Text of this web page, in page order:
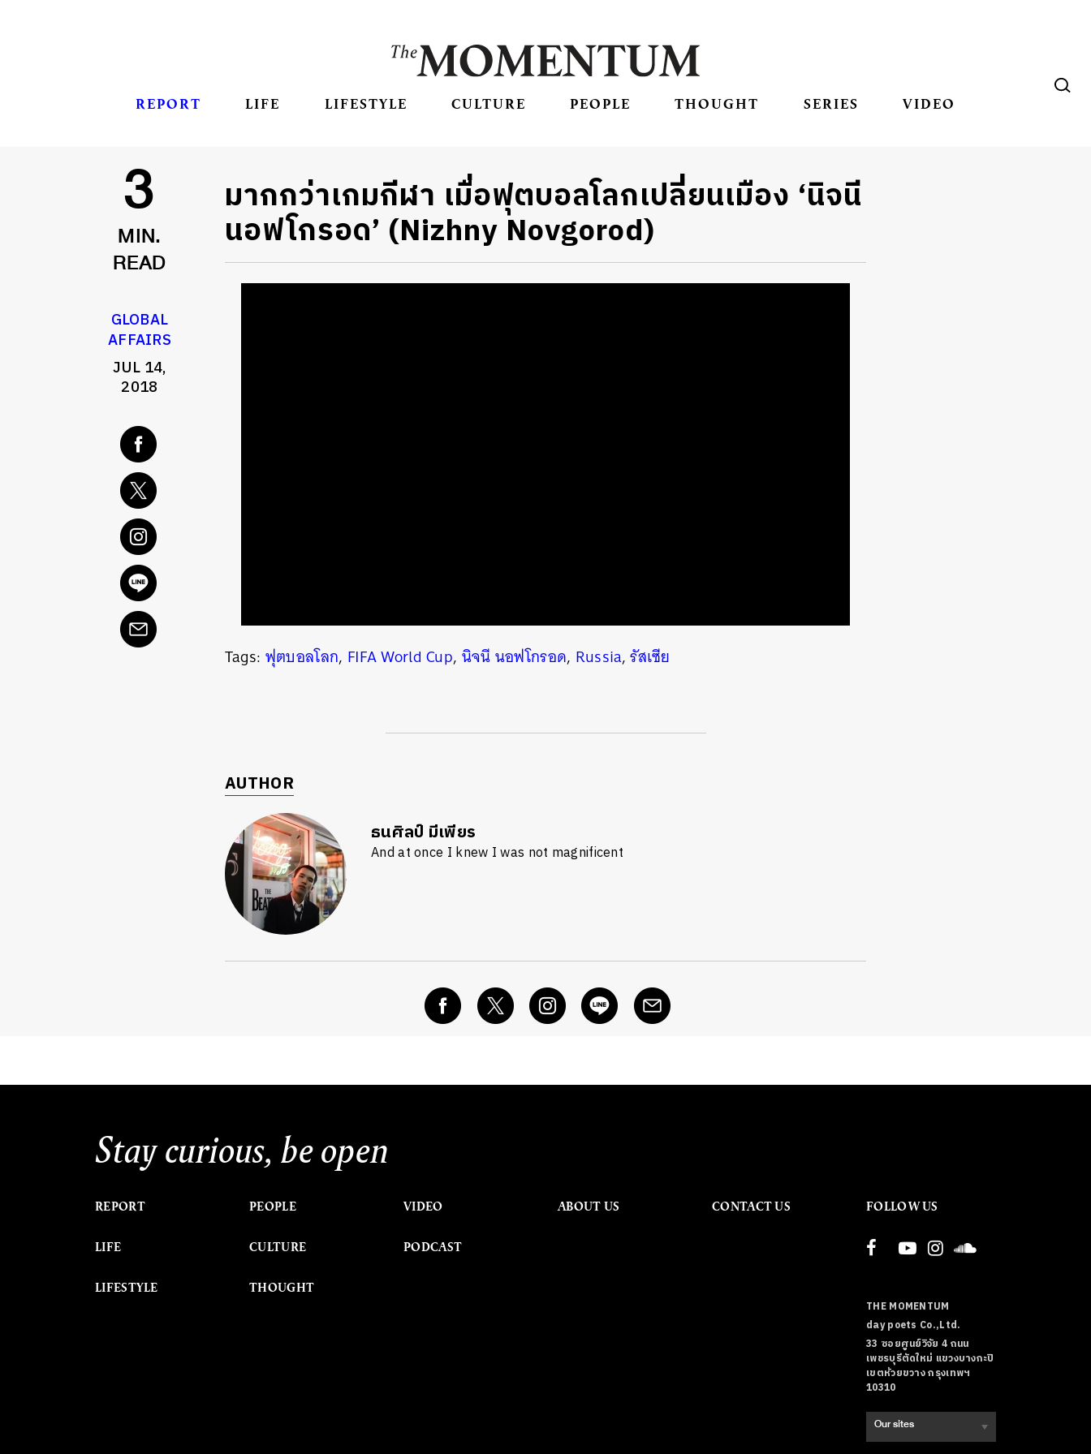
REPORT LIFE LIFESTYLE CULTURE PEOPLE THOUGHT SERIES VIDEO
3
MIN.
READ
GLOBAL
AFFAIRS
JUL 14,
2018
มากกว่าเกมกีฬา เมื่อฟุตบอลโลกเปลี่ยนเมือง ‘นิจนี
นอฟโกรอด’ (Nizhny Novgorod)
Tags: ฟุตบอลโลก, FIFA World Cup, นิจนี นอฟโกรอด, Russia,รัสเซีย
AUTHOR
ธนศิลป์ มีเพียร
And at once I knew I was not magnificent
Stay curious, be open
REPORT
LIFE
LIFESTYLE
PEOPLE
CULTURE
THOUGHT
VIDEO
PODCAST
ABOUT US CONTACT US FOLLOW US
THE MOMENTUM
day poets Co.,Ltd.
33 ซอยศูนย์วิจัย 4 ถนน
เพชรบุรีตัดใหม่ แขวงบางกะปิ
เขตห้วยขวาง กรุงเทพฯ
10310